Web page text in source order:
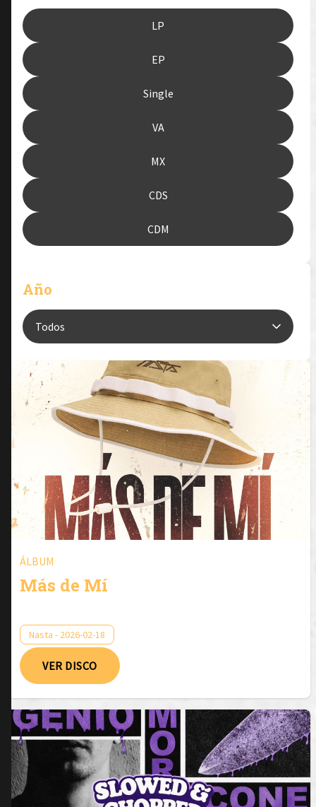
LP
EP
Single
VA
MX
CDS
CDM
Año
ÁLBUM
Más de Mí
Nasta - 2026-02-18
VER DISCO